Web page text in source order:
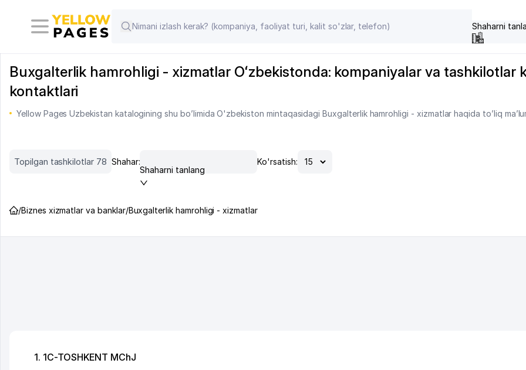
Shaharni
Buxgalterlik hamrohligi - xizmatlar Oʻzbekistonda: kompaniyalar va
kontaktlari
Yellow Pages Uzbekistan katalogining shu bo’limida O'zbekiston mintaqasidagi Buxgalterlik hamrohligi - xizmatlar haqida to’liq
Topilgan tashkilotlar 78 Shahar:
Shaharni tanlang
Ko'rsatish:
/Biznes xizmatlar va banklar/Buxgalterlik hamrohligi - xizmatlar
1. 1C-TOSHKENT MChJ